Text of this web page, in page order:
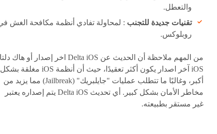
والتعطل.
تقنيات جديدة للتجنب : لمحاولة تفادي أنظمة مكافحة الغش
روبلوكس.
من المهم ملاحظة أن الحديث عن Delta iOS اخر إصدار أو هاك دلتا
iOS آخر اصدار يكون أكثر تعقيدًا، حيث أن أنظمة iOS مغلقة بشكل
أكبر، وغالبًا ما تتطلب عمليات "جايلبريك" (Jailbreak) مما يزيد من
مخاطر الأمان بشكل كبير. أي تحديث Delta iOS يتم إصداره يعتبر
غير مستقر بطبيعته.